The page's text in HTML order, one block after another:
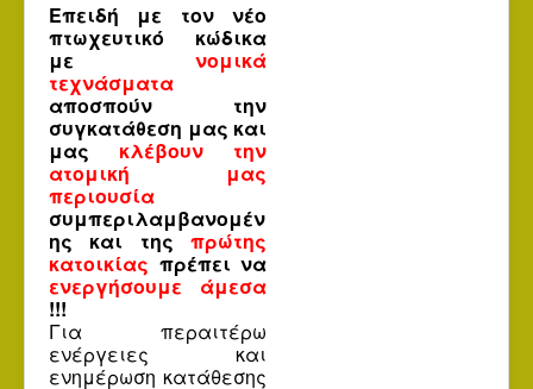
Επειδή με τον νέο
πτωχευτικό κώδικα
με νομικά
τεχνάσματα
αποσπούν την
συγκατάθεση μας και
μας κλέβουν την
ατομική μας
περιουσία
συμπεριλαμβανομέν
ης και της πρώτης
κατοικίας πρέπει να
ενεργήσουμε άμεσα
!!!
Για περαιτέρω
ενέργειες και
ενημέρωση κατάθεσης